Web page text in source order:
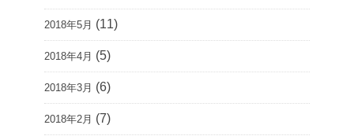
2018年5月 (11)
2018年4月 (5)
2018年3月 (6)
2018年2月 (7)